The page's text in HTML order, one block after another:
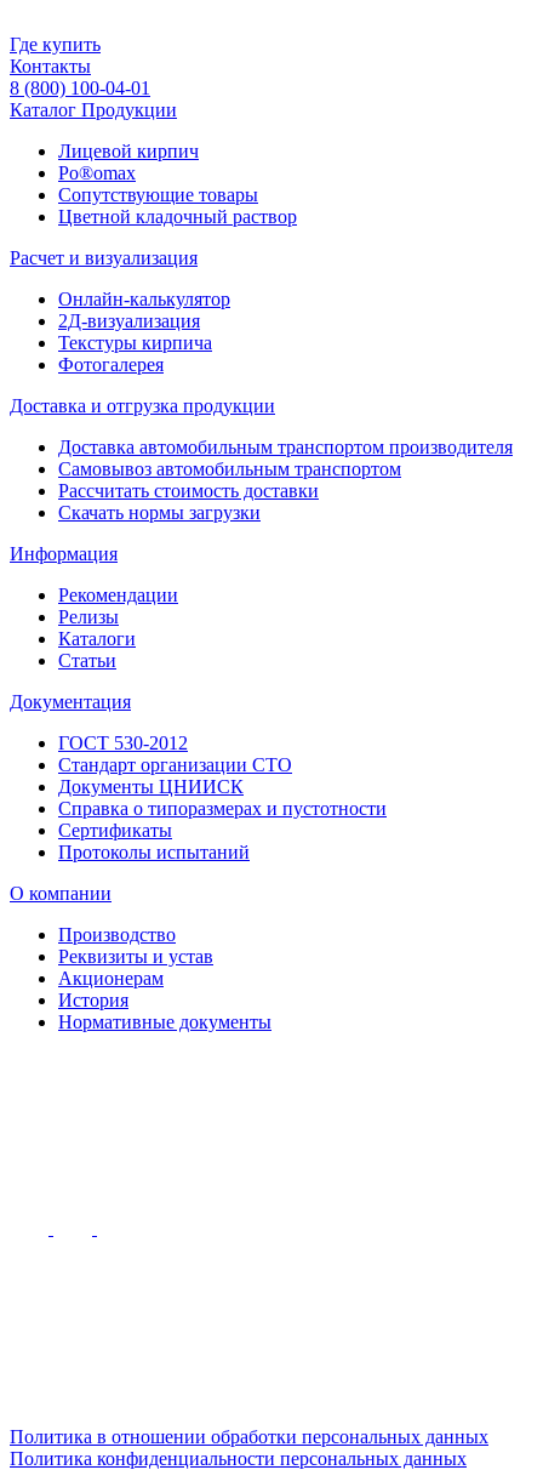
Где купить
Контакты
8 (800) 100-04-01
Каталог Продукции
Лицевой кирпич
Po®omax
Сопутствующие товары
Цветной кладочный раствор
Расчет и визуализация
Онлайн-калькулятор
2Д-визуализация
Текстуры кирпича
Фотогалерея
Доставка и отгрузка продукции
Доставка автомобильным транспортом производителя
Самовывоз автомобильным транспортом
Рассчитать стоимость доставки
Скачать нормы загрузки
Информация
Рекомендации
Релизы
Каталоги
Статьи
Документация
ГОСТ 530-2012
Стандарт организации СТО
Документы ЦНИИСК
Справка о типоразмерах и пустотности
Сертификаты
Протоколы испытаний
О компании
Производство
Реквизиты и устав
Акционерам
История
Нормативные документы
Политика в отношении обработки персональных данных
Политика конфиденциальности персональных данных